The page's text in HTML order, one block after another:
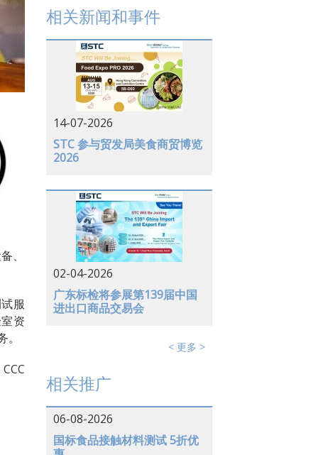
、
服
资
中国香港
德国
相关新闻和事件
14-07-2026
STC 参与贸发局美食商贸博览
2026
02-04-2026
广东标检将参展第139届中国
进出口商品交易会
< 更多 >
相关推广
06-08-2026
国标食品接触材料测试 5折优